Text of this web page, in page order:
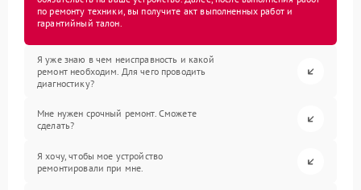
по ремонту техники, вы получите акт выполненных работ и
гарантийный талон.
Я уже знаю в чем неисправность и какой
ремонт необходим. Для чего проводить
диагностику?
Мне нужен срочный ремонт. Сможете
сделать?
Я хочу, чтобы мое устройство
ремонтировали при мне.